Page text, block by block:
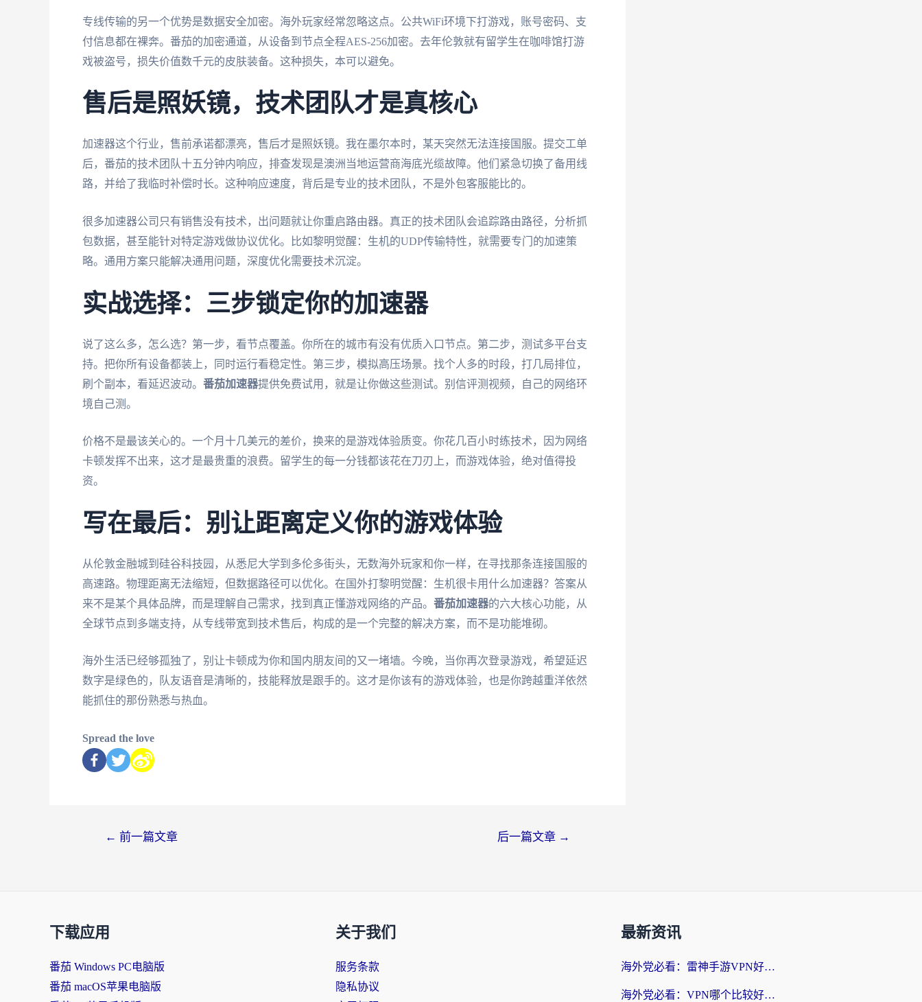
专线传输的另一个优势是数据安全加密。海外玩家经常忽略这点。公共WiFi环境下打游戏，账号密码、支
付信息都在裸奔。番茄的加密通道，从设备到节点全程AES-256加密。去年伦敦就有留学生在咖啡馆打游
戏被盗号，损失价值数千元的皮肤装备。这种损失，本可以避免。
售后是照妖镜，技术团队才是真核心
加速器这个行业，售前承诺都漂亮，售后才是照妖镜。我在墨尔本时，某天突然无法连接国服。提交工单
后，番茄的技术团队十五分钟内响应，排查发现是澳洲当地运营商海底光缆故障。他们紧急切换了备用线
路，并给了我临时补偿时长。这种响应速度，背后是专业的技术团队，不是外包客服能比的。
很多加速器公司只有销售没有技术，出问题就让你重启路由器。真正的技术团队会追踪路由路径，分析抓
包数据，甚至能针对特定游戏做协议优化。比如黎明觉醒：生机的UDP传输特性，就需要专门的加速策
略。通用方案只能解决通用问题，深度优化需要技术沉淀。
实战选择：三步锁定你的加速器
说了这么多，怎么选？第一步，看节点覆盖。你所在的城市有没有优质入口节点。第二步，测试多平台支
持。把你所有设备都装上，同时运行看稳定性。第三步，模拟高压场景。找个人多的时段，打几局排位，
刷个副本，看延迟波动。 番茄加速器提供免费试用，就是让你做这些测试。别信评测视频，自己的网络环
境自己测。
价格不是最该关心的。一个月十几美元的差价，换来的是游戏体验质变。你花几百小时练技术，因为网络
卡顿发挥不出来，这才是最贵重的浪费。留学生的每一分钱都该花在刀刃上，而游戏体验，绝对值得投
资。
写在最后：别让距离定义你的游戏体验
从伦敦金融城到硅谷科技园，从悉尼大学到多伦多街头，无数海外玩家和你一样，在寻找那条连接国服的
高速路。物理距离无法缩短，但数据路径可以优化。在国外打黎明觉醒：生机很卡用什么加速器？答案从
来不是某个具体品牌，而是理解自己需求，找到真正懂游戏网络的产品。 番茄加速器的六大核心功能，从
全球节点到多端支持，从专线带宽到技术售后，构成的是一个完整的解决方案，而不是功能堆砌。
海外生活已经够孤独了，别让卡顿成为你和国内朋友间的又一堵墙。今晚，当你再次登录游戏，希望延迟
数字是绿色的，队友语音是清晰的，技能释放是跟手的。这才是你该有的游戏体验，也是你跨越重洋依然
能抓住的那份熟悉与热血。
Spread the love
← 前一篇文章 后一篇文章 →
下载应用
番茄 Windows PC电脑版
番茄 macOS苹果电脑版
关于我们
服务条款
隐私协议
最新资讯
海外党必看：雷神手游VPN好用吗？和天速回国VPN对比哪个回国效果更好？附实用加速器选择指南
海外党必看：VPN哪个比较好用？3分钟找到适合你的回国加速方案